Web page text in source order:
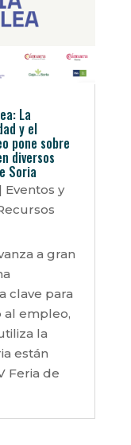
La
y el
pone sobre
diversos
Soria
| Eventos y
a gran
clave para
al empleo,
la
están
Feria de